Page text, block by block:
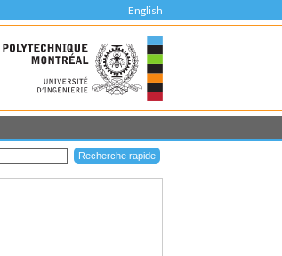
English